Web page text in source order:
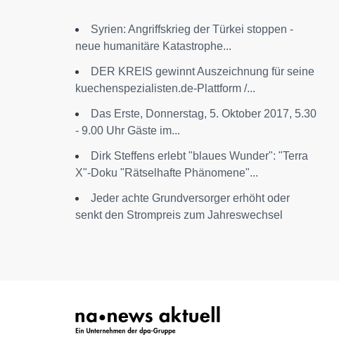
Syrien: Angriffskrieg der Türkei stoppen -
neue humanitäre Katastrophe...
DER KREIS gewinnt Auszeichnung für seine
kuechenspezialisten.de-Plattform /...
Das Erste, Donnerstag, 5. Oktober 2017, 5.30
- 9.00 Uhr Gäste im...
Dirk Steffens erlebt "blaues Wunder": "Terra
X"-Doku "Rätselhafte Phänomene"...
Jeder achte Grundversorger erhöht oder
senkt den Strompreis zum Jahreswechsel